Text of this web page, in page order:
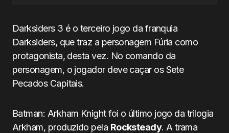
Darksiders 3 é o terceiro jogo da franquia
Darksiders, que traz a personagem Fúria como
protagonista, desta vez. No comando da
personagem, o jogador deve caçar os Sete
Pecados Capitais.
Batman: Arkham Knight foi o último jogo da trilogia
Arkham, produzido pela Rocksteady. A trama